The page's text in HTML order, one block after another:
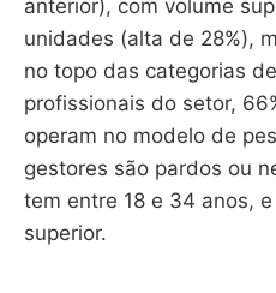
anterior), com volume
unidades (alta de 28%),
no topo das categorias
profissionais do setor,
operam no modelo de
gestores são pardos ou
tem entre 18 e 34 anos,
superior.